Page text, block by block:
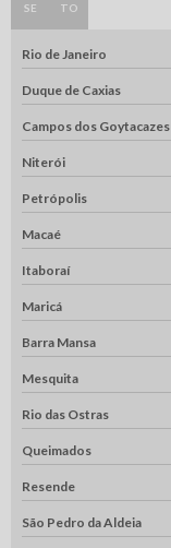
SE TO
Rio de Janeiro
Duque de Caxias
Campos dos Goytacazes
Niterói
Petrópolis
Macaé
Itaboraí
Maricá
Barra Mansa
Mesquita
Rio das Ostras
Queimados
Resende
São Pedro da Aldeia